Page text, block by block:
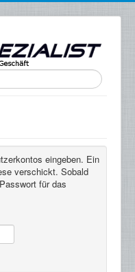
eingeben. Ein
verschickt. Sobald
für das